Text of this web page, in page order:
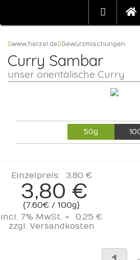
www.herzel.de Gewürzmischungen
Curry Sambar
unser orientalische Curry
50g
Einzelpreis: 3,80 €
3,80 €
{7.60€ / 100g}
incl. 7% MwSt. =
0,25 €
zzgl. Versandkosten